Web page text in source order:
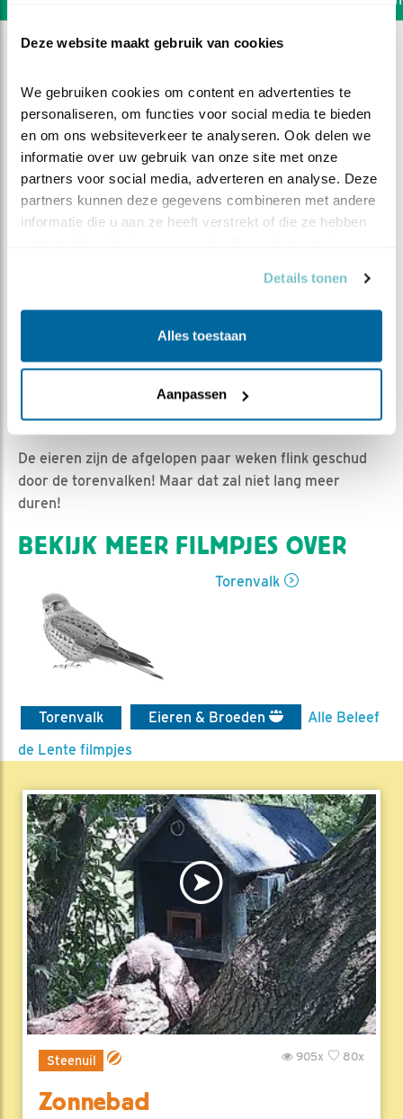
Deze website maakt gebruik van cookies
We gebruiken cookies om content en advertenties te
personaliseren, om functies voor social media te bieden
en om ons websiteverkeer te analyseren. Ook delen we
informatie over uw gebruik van onze site met onze
partners voor social media, adverteren en analyse. Deze
partners kunnen deze gegevens combineren met andere
informatie die u aan ze heeft verstrekt of die ze hebben
Details tonen
Alles toestaan
Aanpassen
Eieren schudden
| Geplaatst op 2 mei 2022, 20:00 |
Bewaar dit filmpje|
508x
De eieren zijn de afgelopen paar weken flink geschud
door de torenvalken! Maar dat zal niet lang meer
duren!
BEKIJK MEER FILMPJES OVER
Torenvalk
Torenvalk Eieren & Broeden
Alle Beleef
de Lente filmpjes
Steenuil 80x
905x
Zonnebad